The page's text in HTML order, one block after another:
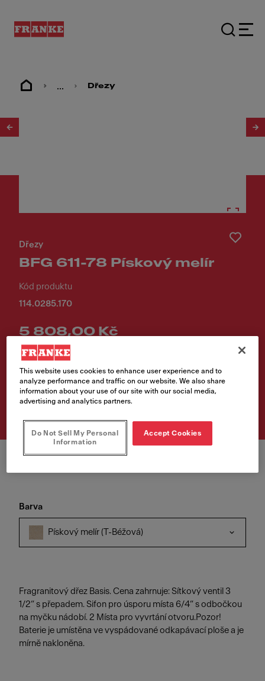
... Dřezy
Dřezy
BFG 611-78 Pískový melír
Kód produktu
114.0285.170
5 808,00 Kč
Cena vč. DPH
Vyhledávač prodejních
míst
Barva
Pískový melír (T-Béžová)
Fragranitový dřez Basis. Cena zahrnuje: Sítkový ventil 3
1/2“ s přepadem. Sifon pro úsporu místa 6/4“ s odbočkou
na myčku nádobí. 2 Místa pro vyvrtání otvoru.Pozor!
Baterie je umístěna ve vyspádované odkapávací ploše a je
mírně nakloněna.
This website uses cookies to enhance user experience and to
analyze performance and traffic on our website. We also share
information about your use of our site with our social media,
advertising and analytics partners.
Do Not Sell My Personal
Information
Accept Cookies